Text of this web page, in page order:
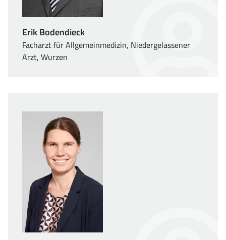
Erik Bodendieck
Facharzt für Allgemeinmedizin, Niedergelassener
Arzt, Wurzen